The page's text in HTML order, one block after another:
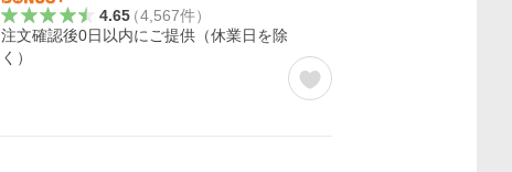
4.65（4,567件）
注文確認後0日以内にご提供（休業日を除
く）